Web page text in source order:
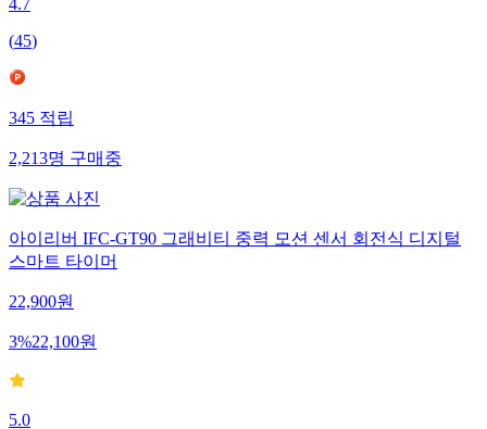
4.7
(45)
345적립
2,213명구매중
아이리버 IFC-GT90 그래비티 중력 모션 센서 회전식 디지털
스마트 타이머
22,900원
3%22,100원